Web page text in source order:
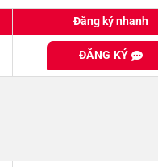
Đăng ký nhanh
ĐĂNG KÝ